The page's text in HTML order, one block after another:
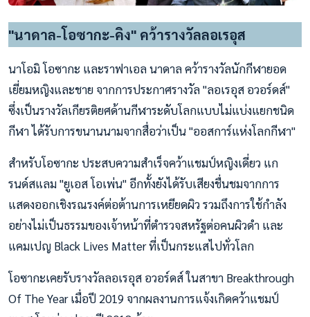
"นาดาล-โอซากะ-คิง" คว้ารางวัลลอเรอุส
นาโอมิ โอซากะ และราฟาเอล นาดาล คว้ารางวัลนักกีฬายอด
เยี่ยมหญิงและชาย จากการประกาศรางวัล "ลอเรอุส อวอร์ดส์"
ซึ่งเป็นรางวัลเกียรติยศด้านกีฬาระดับโลกแบบไม่แบ่งแยกชนิด
กีฬา ได้รับการขนานนามจากสื่อว่าเป็น "ออสการ์แห่งโลกกีฬา"
สำหรับโอซากะ ประสบความสำเร็จคว้าแชมป์หญิงเดี่ยว แก
รนด์สแลม "ยูเอส โอเพ่น" อีกทั้งยังได้รับเสียงชื่นชมจากการ
แสดงออกเชิงรณรงค์ต่อต้านการเหยียดผิว รวมถึงการใช้กำลัง
อย่างไม่เป็นธรรมของเจ้าหน้าที่ตำรวจสหรัฐต่อคนผิวดำ และ
แคมเปญ Black Lives Matter ที่เป็นกระแสไปทั่วโลก
โอซากะเคยรับรางวัลลอเรอุส อวอร์ดส์ ในสาขา Breakthrough
Of The Year เมื่อปี 2019 จากผลงานการแจ้งเกิดคว้าแชมป์